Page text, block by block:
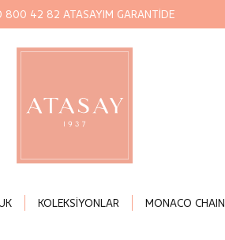
800 42 82 ATASAYIM GARANTİDE
KOLEKSİYONLAR MONACO CHAIN